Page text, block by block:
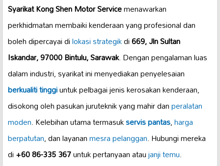
Syarikat Kong Shen Motor Servicemenawarkan
perkhidmatan membaiki kenderaan yang profesional dan
boleh dipercayai dilokasi strategikdi669, Jln Sultan
Iskandar, 97000 Bintulu, Sarawak. Dengan pengalaman luas
dalam industri, syarikat ini menyediakan penyelesaian
berkualiti tinggiuntuk pelbagai jenis kerosakan kenderaan,
disokong oleh pasukan juruteknik yang mahir danperalatan
moden. Kelebihan utama termasukservis pantas,harga
berpatutan, dan layananmesra pelanggan. Hubungi mereka
di+60 86-335 367untuk pertanyaan ataujanji temu.